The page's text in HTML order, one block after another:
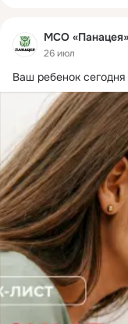
МСО «Панацея»
26 июл
Ваш ребенок сегодня